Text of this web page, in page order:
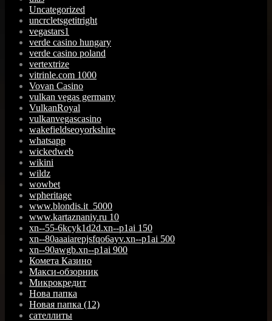
Uncategorized
uncrcletsgetitright
vegastars1
verde casino hungary
verde casino poland
vertextrize
vitrinle.com 1000
Vovan Casino
vulkan vegas germany
VulkanRoyal
vulkanvegascasino
wakefieldseoyorkshire
whatsapp
wickedweb
wikini
wildz
wowbet
wpheritage
www.blondis.it_5000
www.kartaznaniy.ru 10
xn--55-6kcyk1d2d.xn--p1ai 150
xn--80aaaiarepjsfqo6ayv.xn--p1ai 500
xn--90awgb.xn--p1ai 900
Комета Казино
Макси-обзорник
Микрокредит
Нова папка
Новая папка (12)
сателлиты